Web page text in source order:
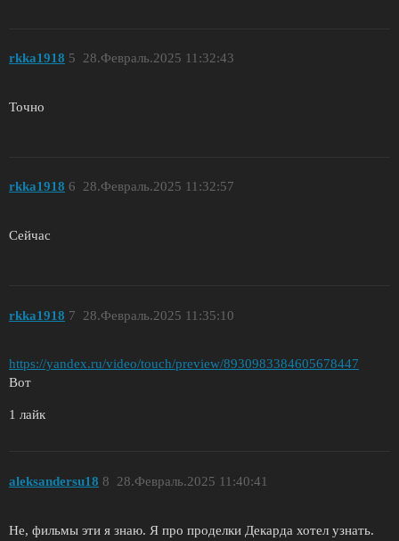
rkka1918 28.Февраль.2025 11:32:43
5
Точно
rkka1918 28.Февраль.2025 11:32:57
6
Сейчас
rkka1918 28.Февраль.2025 11:35:10
7
https://yandex.ru/video/touch/preview/8930983384605678447
Вот
1 лайк
aleksandersu18 28.Февраль.2025 11:40:41
8
Не, фильмы эти я знаю. Я про проделки Декарда хотел узнать.